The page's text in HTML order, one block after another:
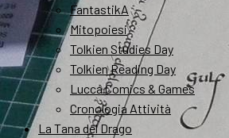
FantastikA
Mitopoiesi
Tolkien Studies Day
Tolkien Reading Day
Lucca Comics & Games
Cronologia Attività
La Tana del Drago